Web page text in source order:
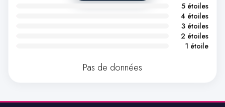
5 étoiles
4 étoiles
3 étoiles
2 étoiles
1 étoile
Pas de données